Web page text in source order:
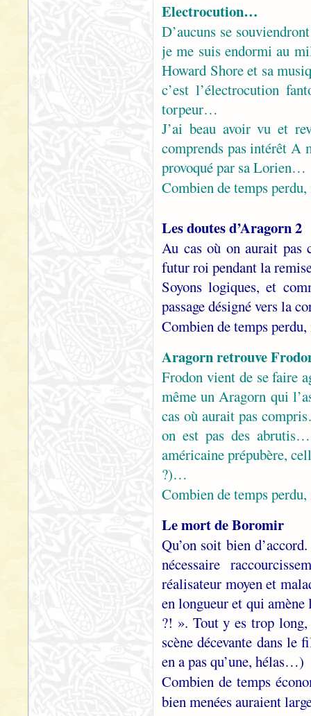
Electrocution…
D’aucuns se
je me suis endormi au
Howard Shore et sa
c’est l’électrocution
torpeur…
J’ai beau avoir vu et
comprends pas intérêt A
provoqué par sa Lorien…
Combien de temps
Les doutes d’Aragorn 2
Au cas où on aurait pas
futur roi pendant la
Soyons logiques, et
passage désigné vers la
Combien de temps
Aragorn retrouve
Frodon vient de se faire
même un Aragorn qui
cas où aurait pas
on est pas des
américaine prépubère,
?)…
Combien de temps
Le mort de Boromir
Qu’on soit bien
nécessaire
réalisateur moyen et
en longueur et qui
?! ». Tout y es trop
scène décevante dans le
en a pas qu’une, hélas…)
Combien de temps
bien menées auraient